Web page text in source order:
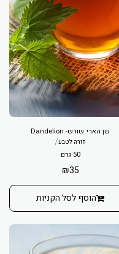
שן הארי שורש- Dandelion
חזרה לטבע/
50 גרם
₪35
הוסף לסל הקניות